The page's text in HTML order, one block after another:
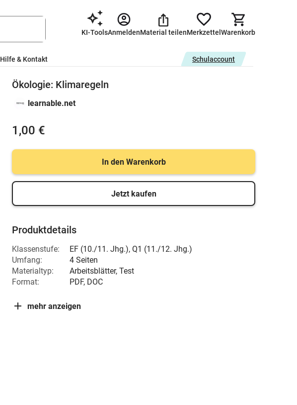
KI-ToolsAnmeldenMaterial teilenMerkzettel Warenkorb
Hilfe & Kontakt Schulaccount
Ökologie: Klimaregeln
learnable.net
1,00 €
In den Warenkorb
Jetzt kaufen
Produktdetails
Klassenstufe: EF (10./11. Jhg.), Q1 (11./12. Jhg.)
Umfang:
4 Seiten
Materialtyp:
Arbeitsblätter, Test
Format:
PDF, DOC
mehr anzeigen